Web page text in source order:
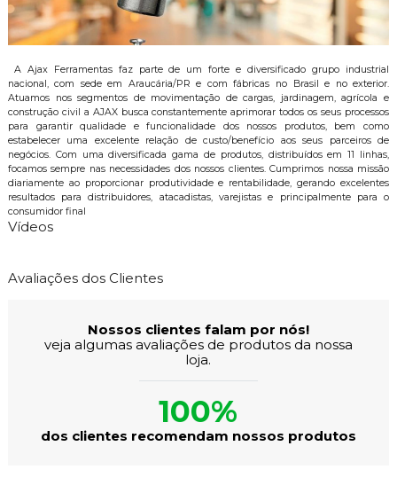
A Ajax Ferramentas faz parte de um forte e diversificado grupo industrial
nacional, com sede em Araucária/PR e com fábricas no Brasil e no exterior.
Atuamos nos segmentos de movimentação de cargas, jardinagem, agrícola e
construção civil a AJAX busca constantemente aprimorar todos os seus processos
para garantir qualidade e funcionalidade dos nossos produtos, bem como
estabelecer uma excelente relação de custo/benefício aos seus parceiros de
negócios. Com uma diversificada gama de produtos, distribuídos em 11 linhas,
focamos sempre nas necessidades dos nossos clientes. Cumprimos nossa missão
diariamente ao proporcionar produtividade e rentabilidade, gerando excelentes
resultados para distribuidores, atacadistas, varejistas e principalmente para o
consumidor final
Vídeos
Avaliações dos Clientes
Nossos clientes falam por nós!
veja algumas avaliações de produtos da nossa
loja.
100%
dos clientes recomendam nossos produtos